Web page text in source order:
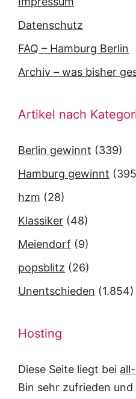
Datenschutz
FAQ – Hamburg Berlin
Archiv – was bisher
Artikel nach
Berlin gewinnt (339)
Hamburg gewinnt
hzm (28)
Klassiker (48)
Meiendorf (9)
popsblitz (26)
Unentschieden (1.854)
Hosting
Diese Seite liegt bei
Bin sehr zufrieden